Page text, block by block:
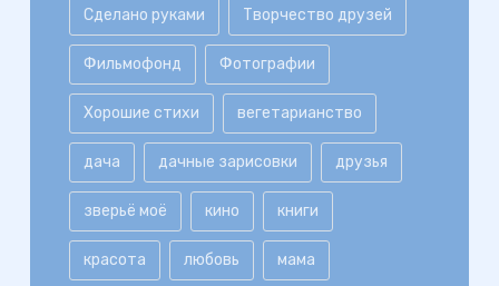
Сделано руками Творчество друзей
Фильмофонд Фотографии
Хорошие стихи вегетарианство
дача дачные зарисовки друзья
зверьё моё кино книги
красота любовь мама